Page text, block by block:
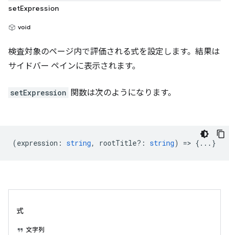
setExpression
void
検査対象のページ内で評価される式を設定します。結果は
サイドバー ペインに表示されます。
setExpression 関数は次のようになります。
(expression : string, rootTitle? : string) => {...}
式
文字列